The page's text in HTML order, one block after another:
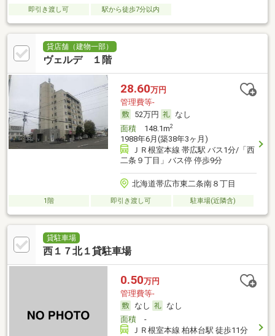
即引き渡し可 駅から徒歩7分以内
貸店舗（建物一部）
ヴェルデ １階
28.60万円
管理費等-
52万円
なし
面積148.1m2
1988年6月(築38年3ヶ月)
ＪＲ根室本線 帯広駅 バス1分/「西
二条９丁目」バス停 停歩9分
北海道帯広市東二条南８丁目
1階 即引き渡し可 駐車場(近隣含)
貸駐車場
西１７北１貸駐車場
0.50万円
管理費等-
なし
なし
面積-
ＪＲ根室本線 柏林台駅 徒歩11分